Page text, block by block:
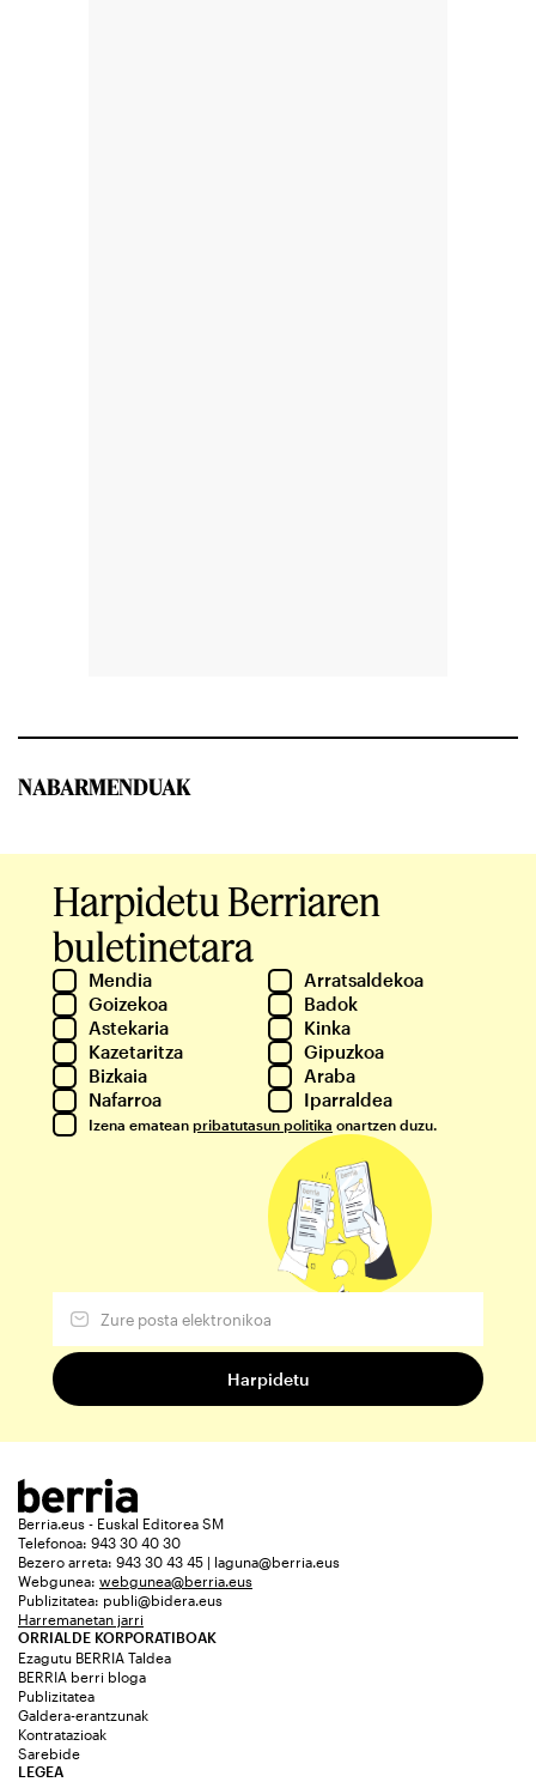
NABARMENDUAK
Harpidetu Berriaren
buletinetara
Mendia
Arratsaldekoa
Goizekoa
Badok
Astekaria
Kinka
Kazetaritza
Gipuzkoa
Bizkaia
Araba
Nafarroa
Iparraldea
Izena ematean pribatutasun politika onartzen duzu.
Berria.eus - Euskal Editorea SM
Telefonoa: 943 30 40 30
Bezero arreta: 943 30 43 45 | laguna@berria.eus
Webgunea: webgunea@berria.eus
Publizitatea: publi@bidera.eus
Harremanetan jarri
ORRIALDE KORPORATIBOAK
Ezagutu BERRIA Taldea
BERRIA berri bloga
Publizitatea
Galdera-erantzunak
Kontratazioak
Sarebide
LEGEA